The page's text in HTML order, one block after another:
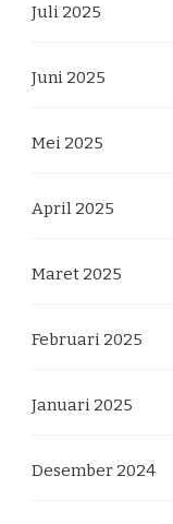
Juli 2025
Juni 2025
Mei 2025
April 2025
Maret 2025
Februari 2025
Januari 2025
Desember 2024